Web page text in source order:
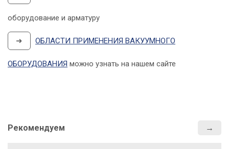
оборудование и арматуру
➜ ОБЛАСТИ ПРИМЕНЕНИЯ ВАКУУМНОГО
ОБОРУДОВАНИЯ можно узнать на нашем сайте
Рекомендуем